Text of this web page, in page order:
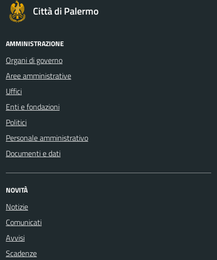
Città di Palermo
AMMINISTRAZIONE
Organi di governo
Aree amministrative
Uffici
Enti e fondazioni
Politici
Personale amministrativo
Documenti e dati
NOVITÀ
Notizie
Comunicati
Avvisi
Scadenze